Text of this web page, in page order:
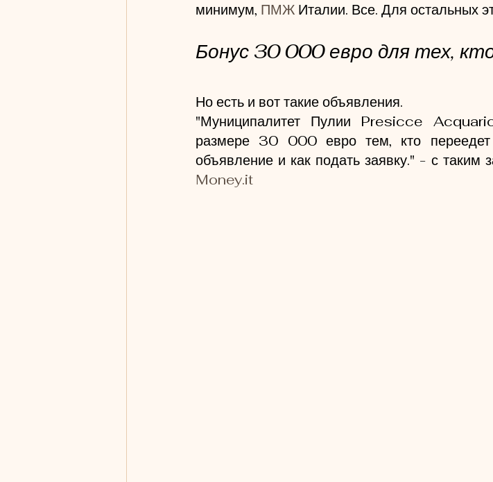
минимум, ПМЖ Италии. Все. Для остальных
Бонус 30 000 евро для тех,
Но есть и вот такие объявления.
"Муниципалитет Пулии Presicce
размере 30 000 евро тем, кто
Money.it